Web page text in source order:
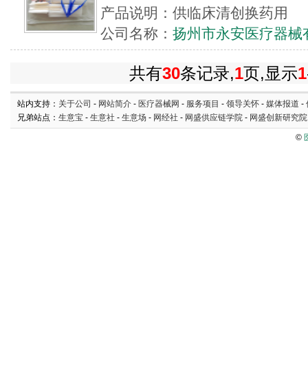
产品说明：供临床清创换药用
公司名称： 扬州市永安医疗器械
共有30条记录,1页,显示1
站内支持： 关于公司 - 网站简介 - 医疗器械网 - 服务项目 - 领导关怀 - 媒体报道 -
兄弟站点： 生意宝 - 生意社 - 生意场 - 网经社 - 网盛供应链学院 - 网盛创新研究院
©